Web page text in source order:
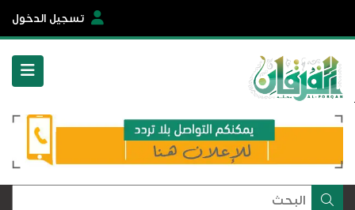
تسجيل الدخول